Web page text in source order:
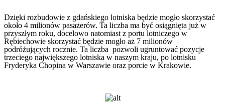
Dzięki rozbudowie z gdańskiego lotniska będzie mogło skorzystać
około 4 milionów pasażerów. Ta liczba ma być osiągnięta już w
przyszłym roku, docelowo natomiast z portu lotniczego w
Rębiechowie skorzystać będzie mogło aż 7 milionów
podróżujących rocznie. Ta liczba pozwoli ugruntować pozycje
trzeciego największego lotniska w naszym kraju, po lotnisku
Fryderyka Chopina w Warszawie oraz porcie w Krakowie.